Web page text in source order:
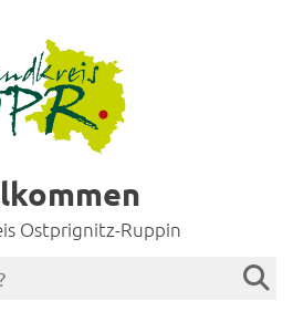
Ostprignitz-Ruppin